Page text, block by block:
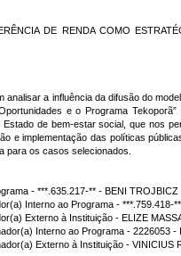
DE RENDA COMO
analisar a influência da difusão do
e o Programa
de bem-estar social, que nos
e implementação das políticas
para os casos selecionados.
- ***.635.217-** - BENI TROJBICZ
Interno ao Programa - ***.759.418-
Externo à Instituição - ELIZE
Interno ao Programa - 2226053 -
Externo à Instituição - VINICIUS